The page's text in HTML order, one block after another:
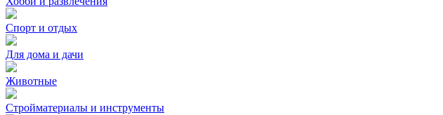
Спорт и отдых
Для дома и дачи
Животные
Стройматериалы и инструменты